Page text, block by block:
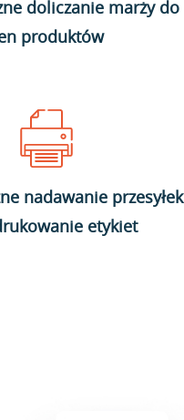
doliczanie marży do
produktów
nadawanie przesyłek
etykiet